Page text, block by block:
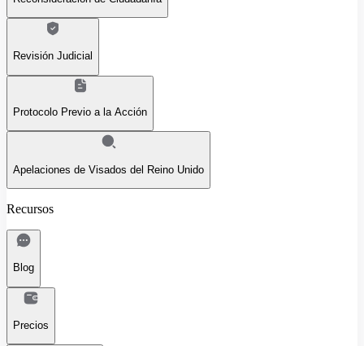
Revisión Judicial
Protocolo Previo a la Acción
Apelaciones de Visados del Reino Unido
Recursos
Blog
Precios